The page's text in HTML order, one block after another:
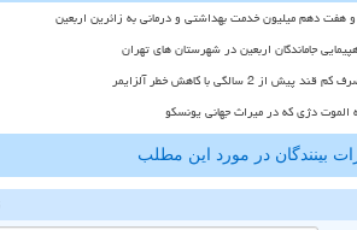
جاماندگان اربعین در شهرستان های تهران
پیش از 2 سالگی با کاهش خطر آلزایمر
الموت دژی که در میراث جهانی یونسکو
بینندگان در مورد این مطلب